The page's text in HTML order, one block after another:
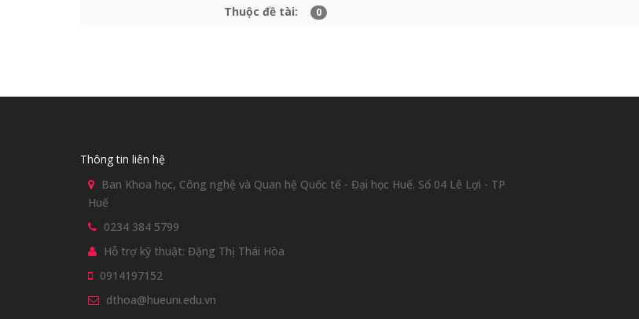
Thuộc đề tài:
0
Thông tin liên hệ
Ban Khoa học, Công nghệ và Quan hệ Quốc tế - Đại học Huế. Số 04 Lê Lợi - TP
Huế
0234 384 5799
Hỗ trợ kỹ thuật: Đặng Thị Thái Hòa
0914197152
dthoa@hueuni.edu.vn